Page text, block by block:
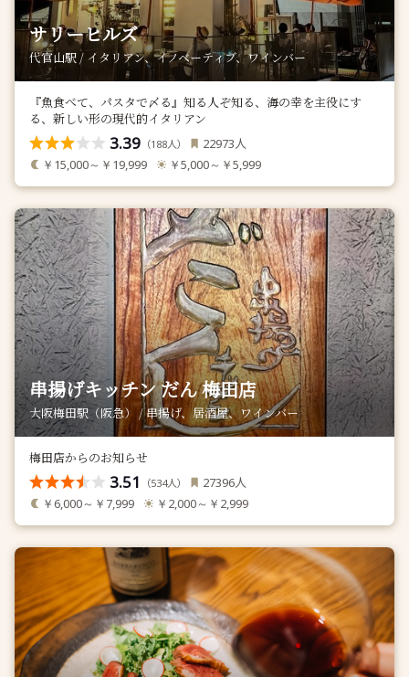
サリーヒルズ
代官山駅 / イタリアン、イノベーティブ、ワインバー
『魚食べて、パスタで〆る』知る人ぞ知る、海の幸を主役にす
る、新しい形の現代的イタリアン
3.39 （188人） 22973人
￥15,000～￥19,999 ￥5,000～￥5,999
串揚げキッチン だん 梅田店
大阪梅田駅（阪急） / 串揚げ、居酒屋、ワインバー
梅田店からのお知らせ
3.51 （534人） 27396人
￥6,000～￥7,999 ￥2,000～￥2,999